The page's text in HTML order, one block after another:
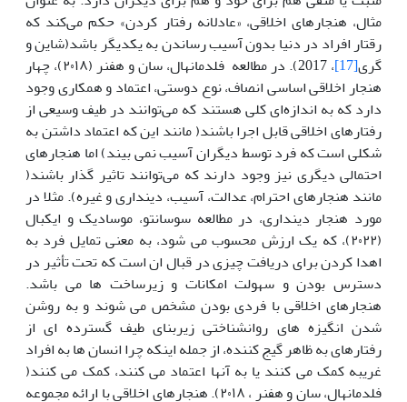
مثال، هنجارهای اخلاقی، «عادلانه رفتار کردن» حکم می‌کند که
رقتار افراد در دنیا بدون آسیب رساندن به یکدیگر باشد(شاین و
گری[17]
، 2017). در مطالعه فلدمانهال، سان و هفنر (۲۰۱۸)، چهار
هنجار اخلاقی اساسی انصاف، نوع دوستی، اعتماد و همکاری وجود
دارد که به اندازه‌ای کلی هستند که می‌توانند در طیف وسیعی از
رفتارهای اخلاقی قابل اجرا باشند( مانند این که اعتماد داشتن به
شکلی است که فرد توسط دیگران آسیب نمی بیند) اما هنجارهای
احتمالی دیگری نیز وجود دارند که می‌توانند تاثیر گذار باشند(
مانند هنجارهای احترام، عدالت، آسیب، دینداری و غیره). مثلا در
مورد هنجار دینداری، در مطالعه سوسانتو، موسادیک و ایکبال
(۲۰۲۲)، که یک ارزش محسوب می شود، به معنی تمایل فرد به
اهدا کردن برای دریافت چیزی در قبال ان است که تحت تأثیر در
دسترس بودن و سهولت امکانات و زیرساخت ها می باشد.
هنجارهای اخلاقی با فردی بودن مشخص می شوند و به روشن
شدن انگیزه های روانشناختی زیربنای طیف گسترده ای از
رفتارهای به ظاهر گیج کننده، از جمله اینکه چرا انسان ها به افراد
غریبه کمک می کنند یا به آنها اعتماد می کنند، کمک می کنند(
فلدمانهال، سان و هفنر ، ۲۰۱۸). هنجارهای اخلاقی با ارائه مجموعه